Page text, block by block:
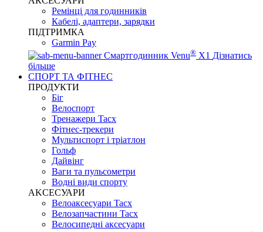
Ремінці для годинників
Кабелі, адаптери, зарядки
ПІДТРИМКА
Garmin Pay
Смартгодинник Venu® X1 Дізнатись
більше
СПОРТ ТА ФІТНЕС
ПРОДУКТИ
Біг
Велоспорт
Тренажери Tacx
Фітнес-трекери
Мультиспорт і тріатлон
Гольф
Дайвінг
Ваги та пульсометри
Водні види спорту
AKCЕСУАРИ
Велоаксесуари Tacx
Велозапчастини Tacx
Велосипедні аксесуари